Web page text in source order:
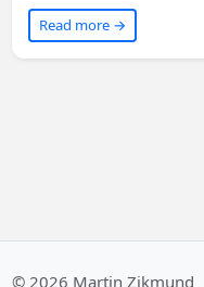
been addressed in the
Read more →
© 2026 Martin Zikmund